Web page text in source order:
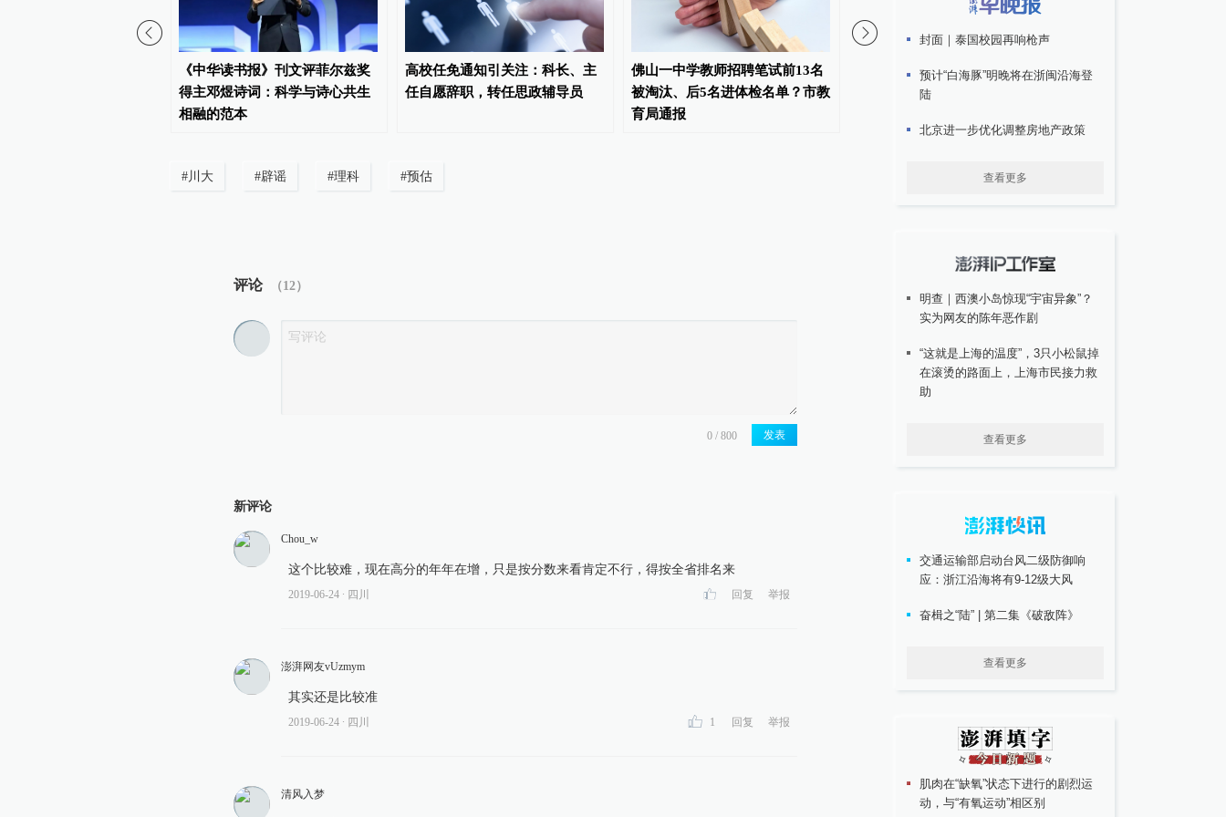
《中华读书报》刊文评菲尔兹奖
得主邓煜诗词：科学与诗心共生
相融的范本
高校任免通知引关注：科长、主
任自愿辞职，转任思政辅导员
佛山一中学教师招聘笔试前13名
被淘汰、后5名进体检名单？市教
育局通报
又是北大07级校友！苏炜杰
获“统计学界的诺贝尔奖”
金华市委常委、统战部
#川大 #辟谣 #理科 #预估
评论 （12）
发表
新评论
Chou_w
这个比较难，现在高分的年年在增，只是按分数来看肯定不行，得按全省排名来
2019-06-24 ∙ 四川 回复 举报
澎湃网友vUzmym
其实还是比较准
2019-06-24 ∙ 四川 1 回复 举报
清风入梦
封面｜泰国校园再响枪声
预计“白海豚”明晚将在浙闽沿海登
陆
北京进一步优化调整房地产政策
查看更多
明查｜西澳小岛惊现“宇宙异象”？
实为网友的陈年恶作剧
“这就是上海的温度”，3只小松鼠掉
在滚烫的路面上，上海市民接力救
助
查看更多
交通运输部启动台风二级防御响
应：浙江沿海将有9-12级大风
奋楫之“陆” | 第二集《破敌阵》
查看更多
肌肉在“缺氧”状态下进行的剧烈运
动，与“有氧运动”相区别